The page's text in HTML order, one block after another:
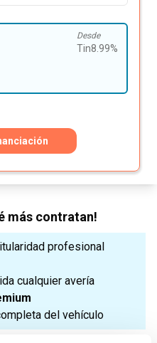
Desde
Tin8.99%
más contratan!
profesional
cualquier avería
del vehículo